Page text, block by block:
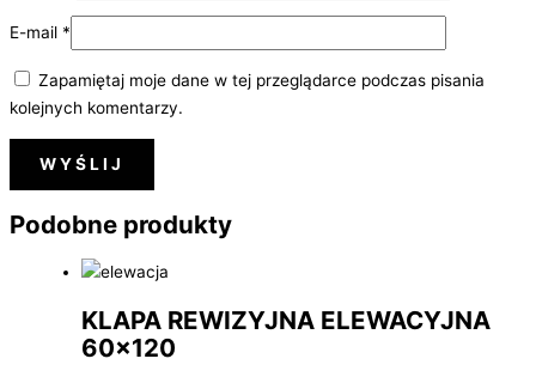
E-mail *
Zapamiętaj moje dane w tej przeglądarce podczas pisania
kolejnych komentarzy.
Podobne produkty
KLAPA REWIZYJNA ELEWACYJNA
60×120